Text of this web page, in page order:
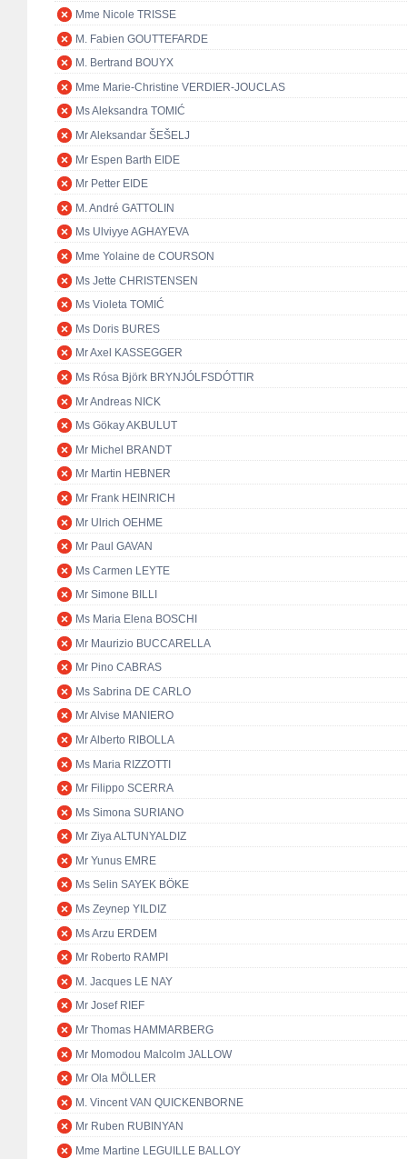
Mme Nicole TRISSE
M. Fabien GOUTTEFARDE
M. Bertrand BOUYX
Mme Marie-Christine VERDIER-JOUCLAS
Ms Aleksandra TOMIĆ
Mr Aleksandar ŠEŠELJ
Mr Espen Barth EIDE
Mr Petter EIDE
M. André GATTOLIN
Ms Ulviyye AGHAYEVA
Mme Yolaine de COURSON
Ms Jette CHRISTENSEN
Ms Violeta TOMIĆ
Ms Doris BURES
Mr Axel KASSEGGER
Ms Rósa Björk BRYNJÓLFSDÓTTIR
Mr Andreas NICK
Ms Gökay AKBULUT
Mr Michel BRANDT
Mr Martin HEBNER
Mr Frank HEINRICH
Mr Ulrich OEHME
Mr Paul GAVAN
Ms Carmen LEYTE
Mr Simone BILLI
Ms Maria Elena BOSCHI
Mr Maurizio BUCCARELLA
Mr Pino CABRAS
Ms Sabrina DE CARLO
Mr Alvise MANIERO
Mr Alberto RIBOLLA
Ms Maria RIZZOTTI
Mr Filippo SCERRA
Ms Simona SURIANO
Mr Ziya ALTUNYALDIZ
Mr Yunus EMRE
Ms Selin SAYEK BÖKE
Ms Zeynep YILDIZ
Ms Arzu ERDEM
Mr Roberto RAMPI
M. Jacques LE NAY
Mr Josef RIEF
Mr Thomas HAMMARBERG
Mr Momodou Malcolm JALLOW
Mr Ola MÖLLER
M. Vincent VAN QUICKENBORNE
Mr Ruben RUBINYAN
Mme Martine LEGUILLE BALLOY